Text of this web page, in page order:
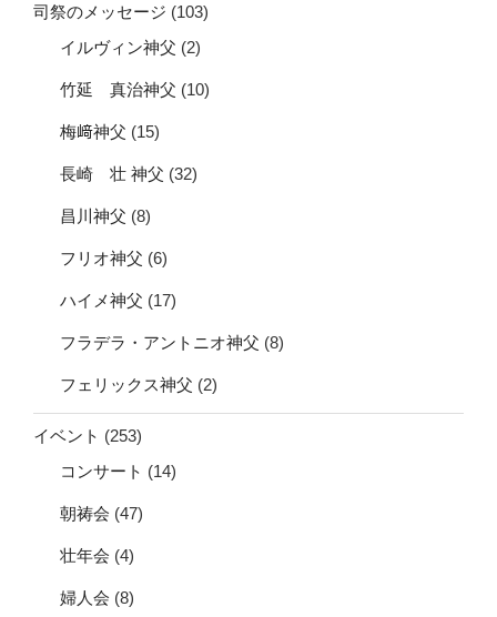
司祭のメッセージ (103)
イルヴィン神父 (2)
竹延 真治神父 (10)
梅﨑神父 (15)
長崎 壮 神父 (32)
昌川神父 (8)
フリオ神父 (6)
ハイメ神父 (17)
フラデラ・アントニオ神父 (8)
フェリックス神父 (2)
イベント (253)
コンサート (14)
朝祷会 (47)
壮年会 (4)
婦人会 (8)